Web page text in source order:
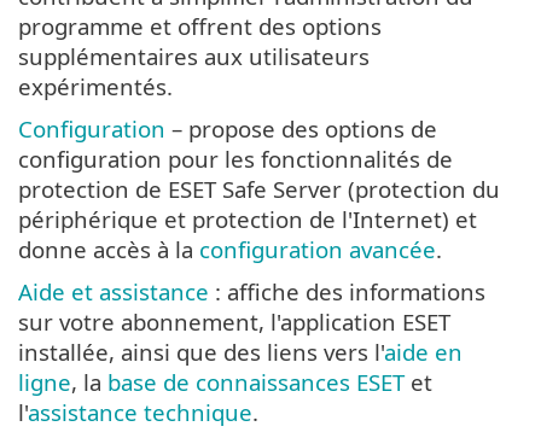
programme et offrent des options
supplémentaires aux utilisateurs
expérimentés.
Configuration – propose des options de
configuration pour les fonctionnalités de
protection de ESET Safe Server (protection du
périphérique et protection de l'Internet) et
donne accès à la configuration avancée.
Aide et assistance : affiche des informations
sur votre abonnement, l'application ESET
installée, ainsi que des liens vers l'aide en
ligne, la base de connaissances ESETet
l'assistance technique.